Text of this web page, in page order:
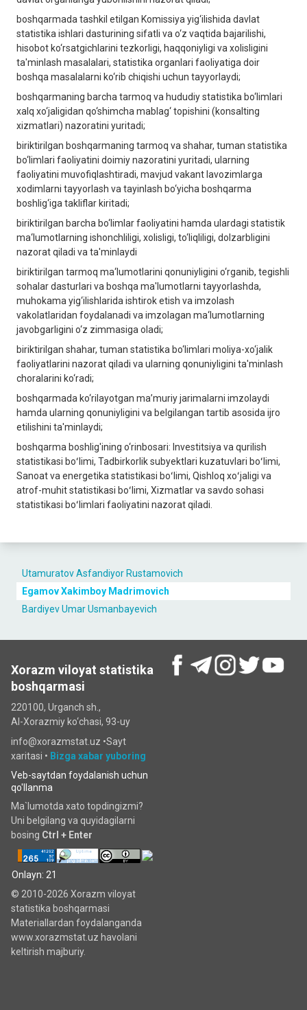
Utamuratov Asfandiyor Rustamovich
Egamov Xakimboy Madrimovich
Bardiyev Umar Usmanbayevich
boshqarmada tashkil etilgan Komissiya yig‘ilishida davlat
statistika ishlari dasturining sifatli va o‘z vaqtida bajarilishi,
hisobot ko‘rsatgichlarini tеzkorligi, haqqoniyligi va xolisligini
ta'minlash masalalari, statistika organlari faoliyatiga doir
boshqa masalalarni ko‘rib chiqishi uchun tayyorlaydi;
boshqarmaning barcha tarmoq va hududiy statistika bo‘limlari
xalq xo‘jaligidan qo‘shimcha mablag‘ topishini (konsalting
xizmatlari) nazoratini yuritadi;
biriktirilgan boshqarmaning tarmoq va shahar, tuman statistika
bo‘limlari faoliyatini doimiy nazoratini yuritadi, ularning
faoliyatini muvofiqlashtiradi, mavjud vakant lavozimlarga
xodimlarni tayyorlash va tayinlash bo‘yicha boshqarma
boshlig‘iga takliflar kiritadi;
biriktirilgan barcha bo‘limlar faoliyatini hamda ulardagi statistik
ma‘lumotlarning ishonchliligi, xolisligi, to‘liqliligi, dolzarbligini
nazorat qiladi va ta'minlaydi
biriktirilgan tarmoq ma‘lumotlarini qonuniyligini o‘rganib, tеgishli
sohalar dasturlari va boshqa ma'lumotlarni tayyorlashda,
muhokama yig‘ilishlarida ishtirok etish va imzolash
vakolatlaridan foydalanadi va imzolagan ma‘lumotlarning
javobgarligini o‘z zimmasiga oladi;
biriktirilgan shahar, tuman statistika bo‘limlari moliya-xo‘jalik
faoliyatlarini nazorat qiladi va ularning qonuniyligini ta'minlash
choralarini ko‘radi;
boshqarmada ko‘rilayotgan ma’muriy jarimalarni imzolaydi
hamda ularning qonuniyligini va bеlgilangan tartib asosida ijro
etilishini ta'minlaydi;
boshqarma boshlig'ining o‘rinbosari: Investitsiya va qurilish
statistikasi boʻlimi, Tadbirkorlik subyektlari kuzatuvlari boʻlimi,
Sanoat va energetika statistikasi boʻlimi, Qishloq xoʻjaligi va
atrof-muhit statistikasi boʻlimi, Xizmatlar va savdo sohasi
statistikasi boʻlimlari faoliyatini nazorat qiladi.
Xorazm viloyat statistika
boshqarmasi
220100, Urganch sh.,
Al-Xorazmiy ko‘chаsi, 93-uy
info@xorazmstat.uz •Sayt
xaritasi • Bizga xabar yuboring
Veb-saytdan foydalanish uchun
qo'llanma
Ma`lumotda xato topdingizmi?
Uni belgilang va quyidagilarni
bosing Ctrl + Enter
Onlayn: 21
© 2010-2026 Xorazm viloyat
statistika boshqarmasi
Materiallardan foydalanganda
www.xorazmstat.uz havolani
keltirish majburiy.